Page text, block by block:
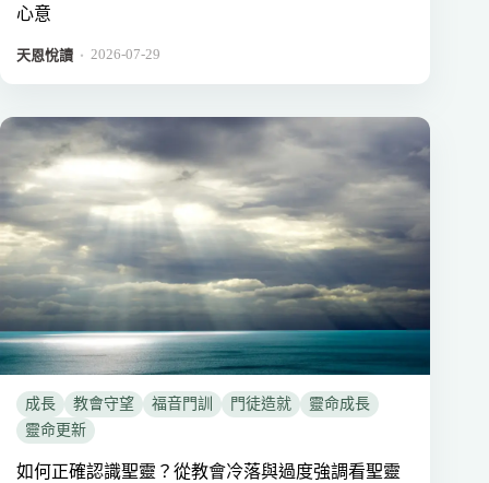
心意
天恩悅讀 ． 2026-07-29
成長 教會守望 福音門訓 門徒造就
靈命成長
靈命更新
如何正確認識聖靈？從教會冷落與過度強調看聖靈